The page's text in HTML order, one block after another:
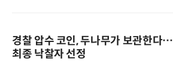
경찰 압수 코인, 두나무가 보관한다…
최종 낙찰자 선정